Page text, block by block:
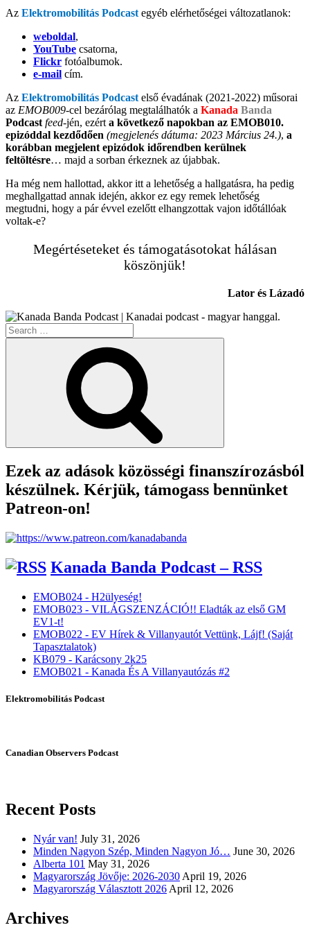
Az Elektromobilitás Podcast egyéb elérhetőségei változatlanok:
weboldal,
YouTube csatorna,
Flickr fotóalbumok.
e-mail cím.
Az Elektromobilitás Podcast első évadának (2021-2022) műsorai
az EMOB009-cel bezárólag megtalálhatók a Kanada Banda
Podcast feed-jén, ezért a következő napokban az EMOB010.
epizóddal kezdődően (megjelenés dátuma: 2023 Március 24.), a
korábban megjelent epizódok időrendben kerülnek
feltöltésre… majd a sorban érkeznek az újabbak.
Ha még nem hallottad, akkor itt a lehetőség a hallgatásra, ha pedig
meghallgattad annak idején, akkor ez egy remek lehetőség
megtudni, hogy a pár évvel ezelőtt elhangzottak vajon időtállóak
voltak-e?
Megértéseteket és támogatásotokat hálásan
köszönjük!
Lator és Lázadó
Search
for:
Ezek az adások közösségi finanszírozásból
készülnek. Kérjük, támogass bennünket
Patreon-on!
Kanada Banda Podcast – RSS
EMOB024 - H2ülyeség!
EMOB023 - VILÁGSZENZÁCIÓ!! Eladták az első GM
EV1-t!
EMOB022 - EV Hírek & Villanyautót Vettünk, Lájf! (Saját
Tapasztalatok)
KB079 - Karácsony 2k25
EMOB021 - Kanada És A Villanyautózás #2
Elektromobilitás Podcast
Canadian Observers Podcast
Recent Posts
Nyár van! July 31, 2026
Minden Nagyon Szép, Minden Nagyon Jó… June 30, 2026
Alberta 101 May 31, 2026
Magyarország Jövője: 2026-2030 April 19, 2026
Magyarország Választott 2026 April 12, 2026
Archives